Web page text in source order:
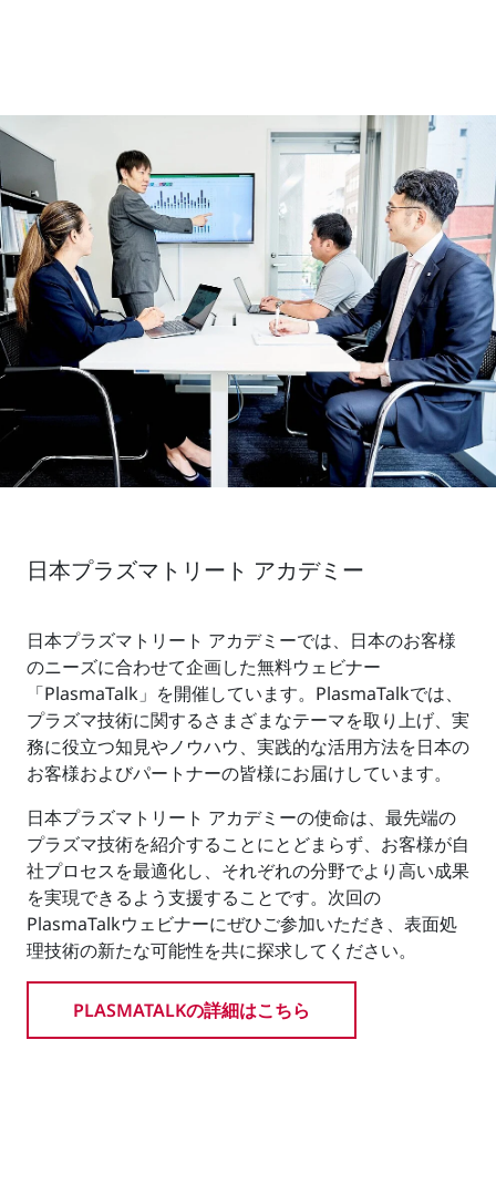
日本プラズマトリート アカデミー
日本プラズマトリート アカデミーでは、日本のお客様
のニーズに合わせて企画した無料ウェビナー
「PlasmaTalk」を開催しています。PlasmaTalkでは、
プラズマ技術に関するさまざまなテーマを取り上げ、実
務に役立つ知見やノウハウ、実践的な活用方法を日本の
お客様およびパートナーの皆様にお届けしています。
日本プラズマトリート アカデミーの使命は、最先端の
プラズマ技術を紹介することにとどまらず、お客様が自
社プロセスを最適化し、それぞれの分野でより高い成果
を実現できるよう支援することです。次回の
PlasmaTalkウェビナーにぜひご参加いただき、表面処
理技術の新たな可能性を共に探求してください。
PLASMATALKの詳細はこちら